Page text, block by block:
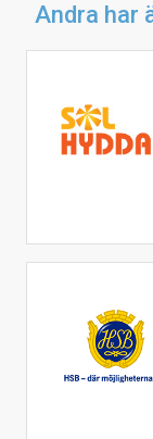
Andra har